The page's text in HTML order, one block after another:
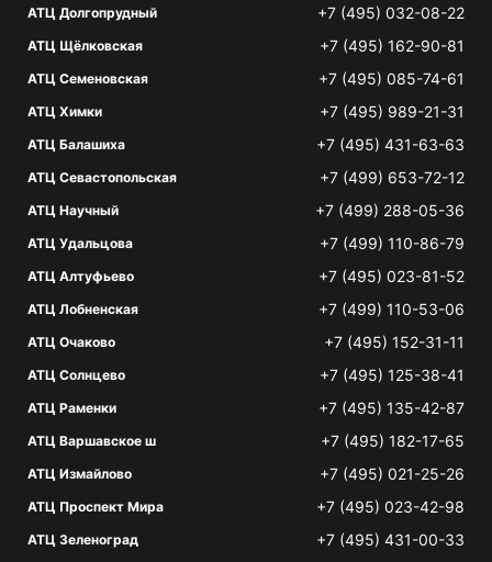
АТЦ Долгопрудный +7 (495) 032-08-22
АТЦ Щёлковская +7 (495) 162-90-81
АТЦ Семеновская +7 (495) 085-74-61
АТЦ Химки +7 (495) 989-21-31
АТЦ Балашиха +7 (495) 431-63-63
АТЦ Севастопольская +7 (499) 653-72-12
АТЦ Научный +7 (499) 288-05-36
АТЦ Удальцова +7 (499) 110-86-79
АТЦ Алтуфьево +7 (495) 023-81-52
АТЦ Лобненская +7 (499) 110-53-06
АТЦ Очаково +7 (495) 152-31-11
АТЦ Солнцево +7 (495) 125-38-41
АТЦ Раменки +7 (495) 135-42-87
АТЦ Варшавское ш +7 (495) 182-17-65
АТЦ Измайлово +7 (495) 021-25-26
АТЦ Проспект Мира +7 (495) 023-42-98
АТЦ Зеленоград +7 (495) 431-00-33